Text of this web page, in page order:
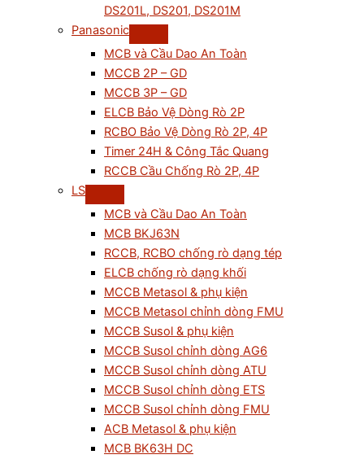
DS201L, DS201, DS201M
Panasonic
MCB và Cầu Dao An Toàn
MCCB 2P – GD
MCCB 3P – GD
ELCB Bảo Vệ Dòng Rò 2P
RCBO Bảo Vệ Dòng Rò 2P, 4P
Timer 24H & Công Tắc Quang
RCCB Cầu Chống Rò 2P, 4P
LS
MCB và Cầu Dao An Toàn
MCB BKJ63N
RCCB, RCBO chống rò dạng tép
ELCB chống rò dạng khối
MCCB Metasol & phụ kiện
MCCB Metasol chỉnh dòng FMU
MCCB Susol & phụ kiện
MCCB Susol chỉnh dòng AG6
MCCB Susol chỉnh dòng ATU
MCCB Susol chỉnh dòng ETS
MCCB Susol chỉnh dòng FMU
ACB Metasol & phụ kiện
MCB BK63H DC